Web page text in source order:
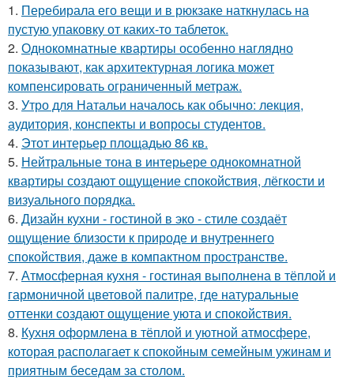
1. Перебирала его вещи и в рюкзаке наткнулась на
пустую упаковку от каких-то таблеток.
2. Однокомнатные квартиры особенно наглядно
показывают, как архитектурная логика может
компенсировать ограниченный метраж.
3. Утро для Натальи началось как обычно: лекция,
аудитория, конспекты и вопросы студентов.
4. Этот интерьер площадью 86 кв.
5. Нейтральные тона в интерьере однокомнатной
квартиры создают ощущение спокойствия, лёгкости и
визуального порядка.
6. Дизайн кухни - гостиной в эко - стиле создаёт
ощущение близости к природе и внутреннего
спокойствия, даже в компактном пространстве.
7. Атмосферная кухня - гостиная выполнена в тёплой и
гармоничной цветовой палитре, где натуральные
оттенки создают ощущение уюта и спокойствия.
8. Кухня оформлена в тёплой и уютной атмосфере,
которая располагает к спокойным семейным ужинам и
приятным беседам за столом.